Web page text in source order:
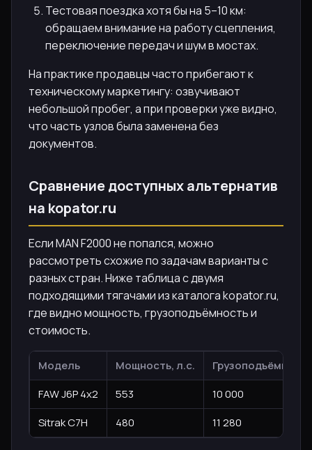
Тестовая поездка хотя бы на 5–10 км:
обращаем внимание на работу сцепления,
переключение передач и шум в мостах.
На практике продавцы часто прибегают к
техническому маркетингу: озвучивают
небольшой пробег, а при проверки уже видно,
что часть узлов была заменена без
документов.
Сравнение доступных альтернатив
на kopator.ru
Если MAN F2000 не попался, можно
рассмотреть схожие по задачам варианты с
разных стран. Ниже таблица с двумя
подходящими тягачами из каталога kopator.ru,
где видно мощность, грузоподъёмность и
стоимость.
Модель Мощность, л.с.
FAW J6P 4x2
553
10 000
Sitrak C7H
480 11 280